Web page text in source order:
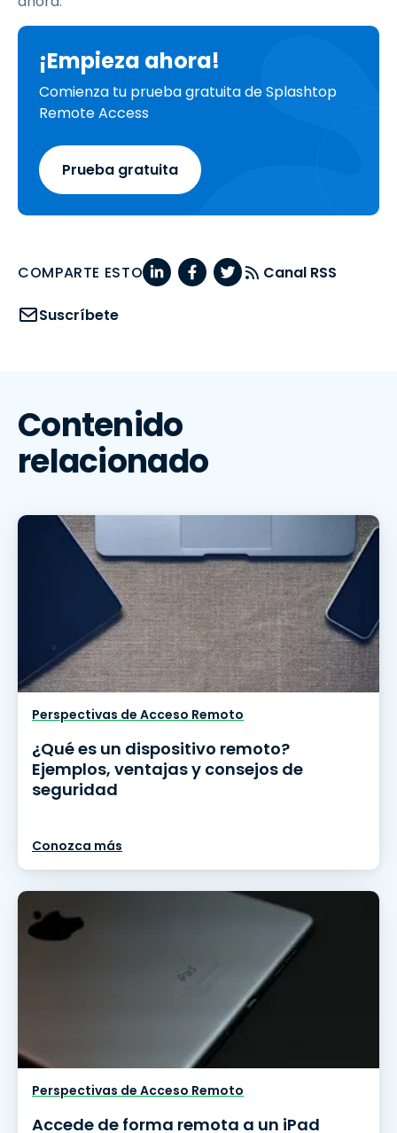
¡Empieza ahora!
Comienza tu prueba gratuita de Splashtop
Remote Access
Prueba gratuita
COMPARTE ESTO Canal RSS
Suscríbete
Contenido
relacionado
Perspectivas de Acceso Remoto
¿Qué es un dispositivo remoto?
Ejemplos, ventajas y consejos de
seguridad
Conozca más
Perspectivas de Acceso Remoto
Accede de forma remota a un iPad